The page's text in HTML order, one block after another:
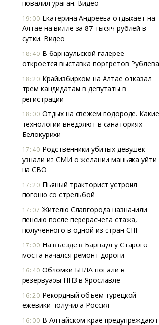
повалил ураган. Видео
19:00 Екатерина Андреева отдыхает на
Алтае на вилле за 87 тысяч рублей в
сутки. Видео
18:40 В барнаульской галерее
откроется выставка портретов Рублева
18:20 Крайизбирком на Алтае отказал
трем кандидатам в депутаты в
регистрации
18:00 Отдых на свежем водороде. Какие
технологии внедряют в санаториях
Белокурихи
17:40 Родственники убитых девушек
узнали из СМИ о желании маньяка уйти
на СВО
17:20 Пьяный тракторист устроил
погоню со стрельбой
17:07 Жителю Славгорода назначили
пенсию после перерасчета стажа,
полученного в одной из стран СНГ
17:00 На въезде в Барнаул у Старого
моста начался ремонт дороги
16:40 Обломки БПЛА попали в
резервуары НПЗ в Ярославле
16:20 Рекордный объем турецкой
ежевики получила Россия
16:00 В Алтайском крае предупреждают